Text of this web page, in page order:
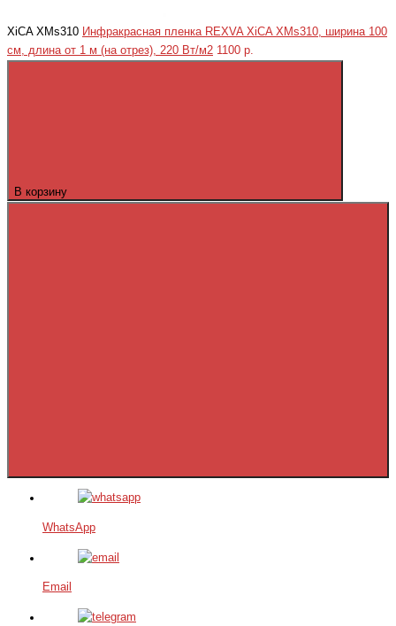
XiCA XMs310 Инфракрасная пленка REXVA XiCA XMs310, ширина 100
см, длина от 1 м (на отрез), 220 Вт/м2 1100 р.
В корзину
WhatsApp
Email